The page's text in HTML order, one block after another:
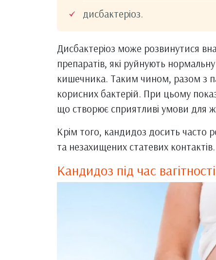
дисбактеріоз.
Дисбактеріоз може розвинутися
препаратів, які руйнують
кишечника. Таким чином, разом з
корисних бактерій. При цьому
що створює сприятливі умови для
Крім того, кандидоз досить часто
та незахищених статевих контактів.
Кандидоз під час вагітності